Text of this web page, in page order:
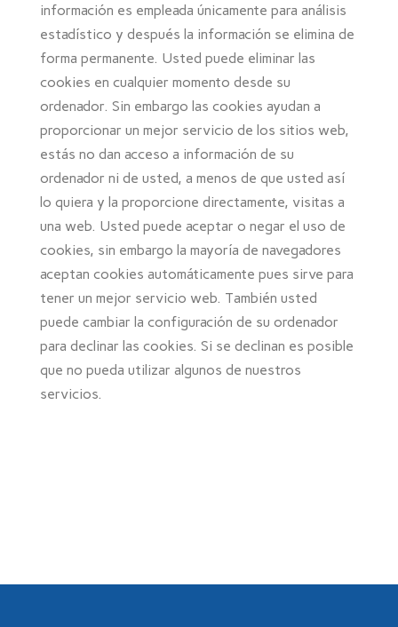
información es empleada únicamente para análisis
estadístico y después la información se elimina de
forma permanente. Usted puede eliminar las
cookies en cualquier momento desde su
ordenador. Sin embargo las cookies ayudan a
proporcionar un mejor servicio de los sitios web,
estás no dan acceso a información de su
ordenador ni de usted, a menos de que usted así
lo quiera y la proporcione directamente, visitas a
una web. Usted puede aceptar o negar el uso de
cookies, sin embargo la mayoría de navegadores
aceptan cookies automáticamente pues sirve para
tener un mejor servicio web. También usted
puede cambiar la configuración de su ordenador
para declinar las cookies. Si se declinan es posible
que no pueda utilizar algunos de nuestros
servicios.